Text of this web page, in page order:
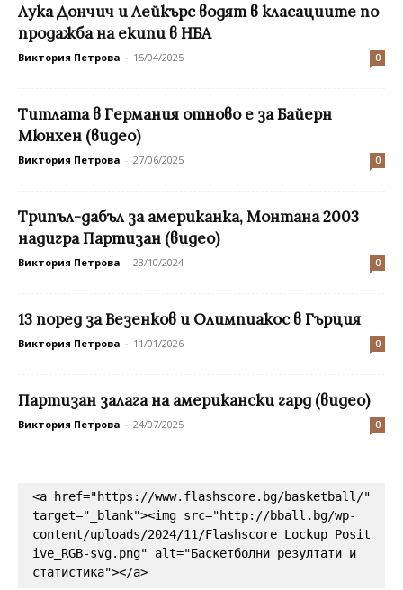
Лука Дончич и Лейкърс водят в класациите по
продажба на екипи в НБА
Виктория Петрова - 15/04/2025 0
Титлата в Германия отново е за Байерн
Мюнхен (видео)
Виктория Петрова - 27/06/2025 0
Трипъл-дабъл за американка, Монтана 2003
надигра Партизан (видео)
Виктория Петрова - 23/10/2024 0
13 поред за Везенков и Олимпиакос в Гърция
Виктория Петрова - 11/01/2026 0
Партизан залага на американски гард (видео)
Виктория Петрова - 24/07/2025 0
<a href="https://www.flashscore.bg/basketball/"
target="_blank"><img src="http://bball.bg/wp-
content/uploads/2024/11/Flashscore_Lockup_Posit
ive_RGB-svg.png" alt="Баскетболни резултати и
статистика"></a>